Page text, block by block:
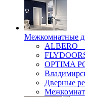
Межкомнатные
ALBERO
OPTIMA
Дверные